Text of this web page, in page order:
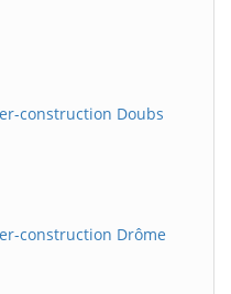
construction Doubs
construction Drôme